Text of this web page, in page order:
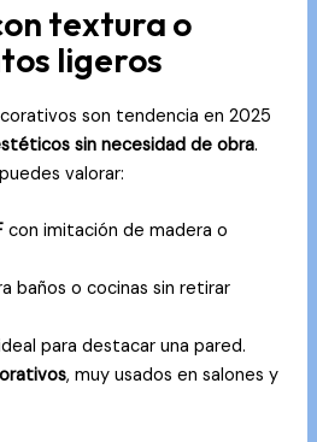
textura o
ligeros
son tendencia en 2025
sin necesidad de obra.
valorar:
con imitación de madera o
baños o cocinas sin retirar
para destacar una pared.
, muy usados en salones y